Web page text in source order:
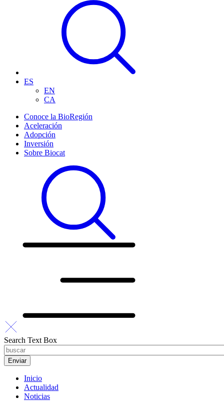
ES
EN
CA
Conoce la BioRegión
Aceleración
Adopción
Inversión
Sobre Biocat
Search Text Box
Inicio
Actualidad
Noticias